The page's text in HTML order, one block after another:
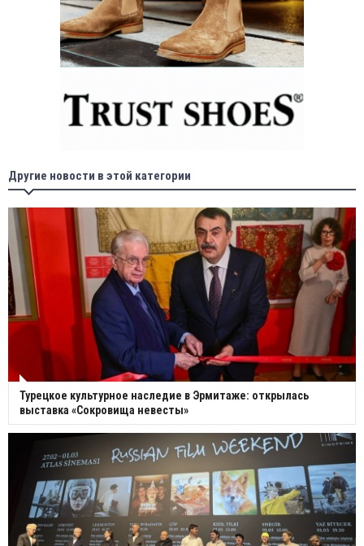
Другие новости в этой категории
Турецкое культурное наследие в Эрмитаже: открылась
выставка «Сокровища невесты»